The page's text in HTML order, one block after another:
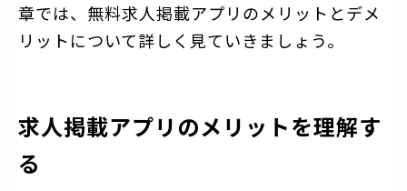
章では、無料求人掲載アプリのメリットとデメ
リットについて詳しく見ていきましょう。
求人掲載アプリのメリットを理解す
る